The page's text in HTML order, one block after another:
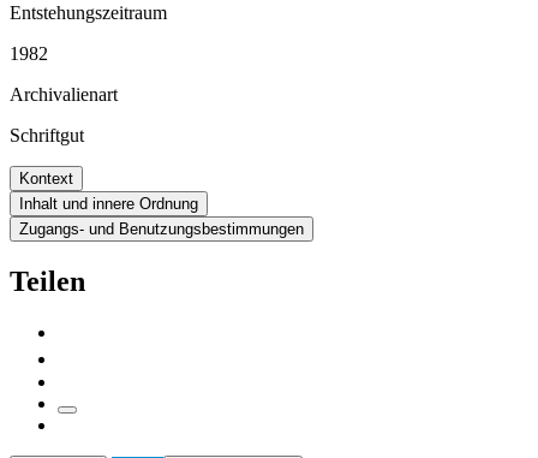
Entstehungszeitraum
1982
Archivalienart
Schriftgut
Kontext
Inhalt und innere Ordnung
Zugangs- und Benutzungsbestimmungen
Teilen